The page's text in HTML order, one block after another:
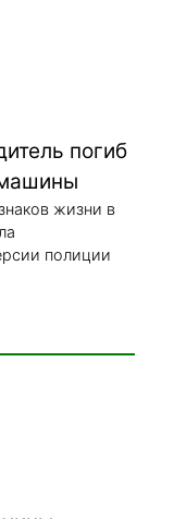
погиб
жизни в
полиции